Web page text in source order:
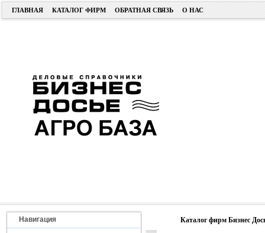
ГЛАВНАЯ КАТАЛОГ ФИРМ ОБРАТНАЯ СВЯЗЬ О НАС
Навигация Каталог фирм Бизнес